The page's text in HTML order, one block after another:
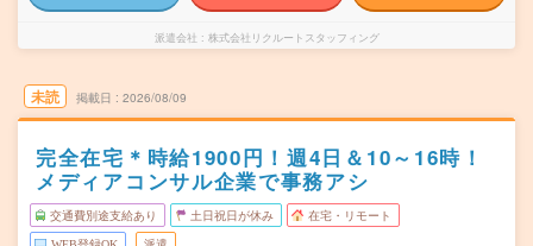
派遣会社 株式会社リクルートスタッフィング
未読 掲載日 2026/08/09
完全在宅＊時給1900円！週4日＆10～16時！
メディアコンサル企業で事務アシ
交通費別途支給あり 土日祝日が休み 在宅・リモート
WEB登録OK 派遣